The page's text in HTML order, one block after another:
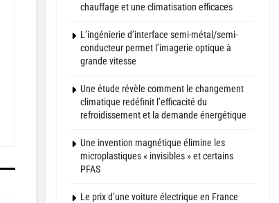
chauffage et une climatisation efficaces
L’ingénierie d’interface semi-métal/semi-
conducteur permet l’imagerie optique à
grande vitesse
Une étude révèle comment le changement
climatique redéfinit l’efficacité du
refroidissement et la demande énergétique
Une invention magnétique élimine les
microplastiques « invisibles » et certains
PFAS
Le prix d’une voiture électrique en France